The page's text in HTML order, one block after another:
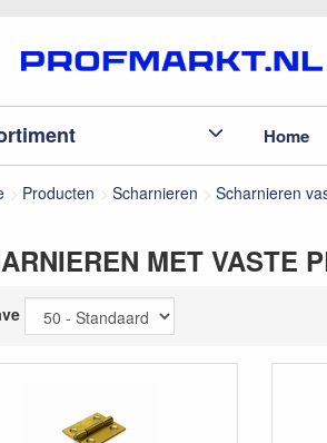
Home
Producten Scharnieren Scharnieren
MET VASTE